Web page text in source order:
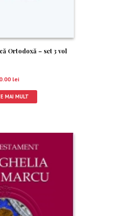
Ortodoxă – set 3 vol
lei
MAI MULT